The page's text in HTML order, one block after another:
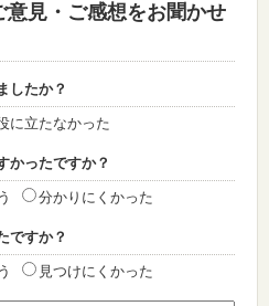
意見・ご感想をお聞かせ
したか？
に立たなかった
かったですか？
分かりにくかった
ですか？
見つけにくかった